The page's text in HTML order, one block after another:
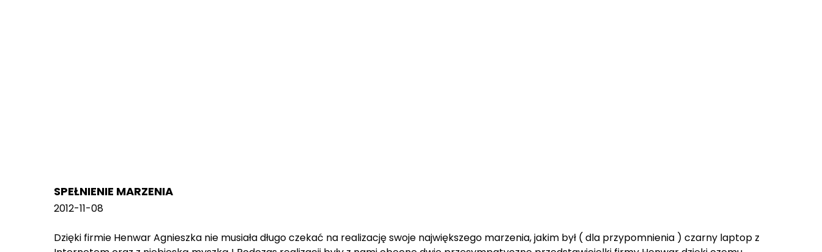
SPEŁNIENIE MARZENIA
2012-11-08
Dzięki firmie Henwar Agnieszka nie musiała długo czekać na realizację swoje największego marzenia, jakim był ( dla przypomnienia ) czarny laptop z